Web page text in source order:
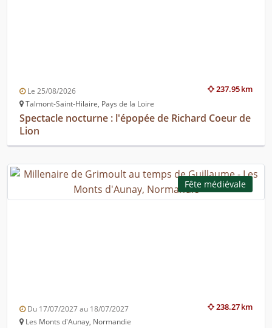
237.95 km
Le 25/08/2026
Talmont-Saint-Hilaire, Pays de la Loire
Spectacle nocturne : l'épopée de Richard Coeur de
Lion
Fête médiévale
238.27 km
Du 17/07/2027 au 18/07/2027
Les Monts d'Aunay, Normandie